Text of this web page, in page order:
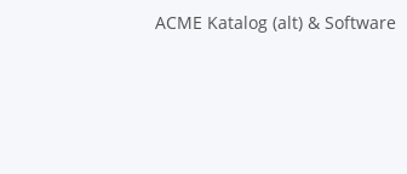
ACME Katalog (alt) & Software